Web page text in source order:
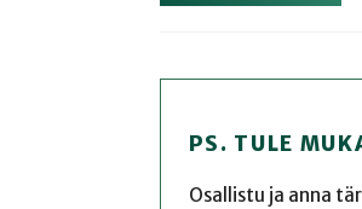
PS. TULE
Osallistu ja anna